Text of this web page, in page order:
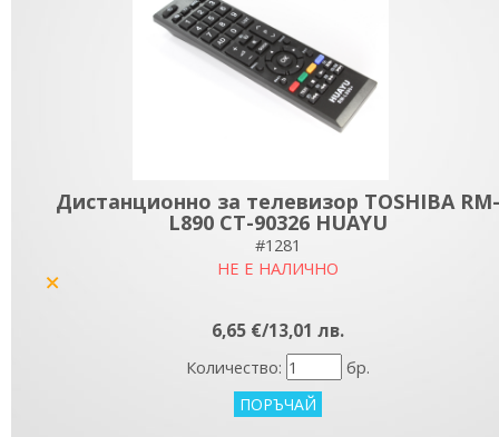
Дистанционно за телевизор TOSHIBA RM-
L890 CT-90326 HUAYU
#1281
НЕ Е НАЛИЧНО
6,65 €/13,01 лв.
Количество: бр.